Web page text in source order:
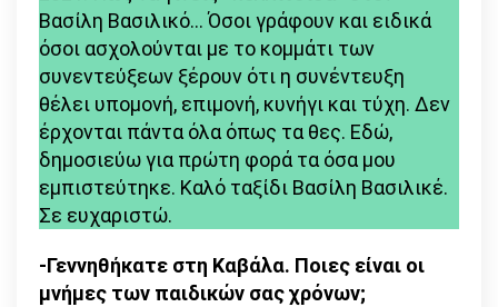
Βασίλη Βασιλικό… Όσοι γράφουν και ειδικά
όσοι ασχολούνται με το κομμάτι των
συνεντεύξεων ξέρουν ότι η συνέντευξη
θέλει υπομονή, επιμονή, κυνήγι και τύχη. Δεν
έρχονται πάντα όλα όπως τα θες. Εδώ,
δημοσιεύω για πρώτη φορά τα όσα μου
εμπιστεύτηκε. Καλό ταξίδι Βασίλη Βασιλικέ.
Σε ευχαριστώ.
-Γεννηθήκατε στη Καβάλα. Ποιες είναι οι
μνήμες των παιδικών σας χρόνων;